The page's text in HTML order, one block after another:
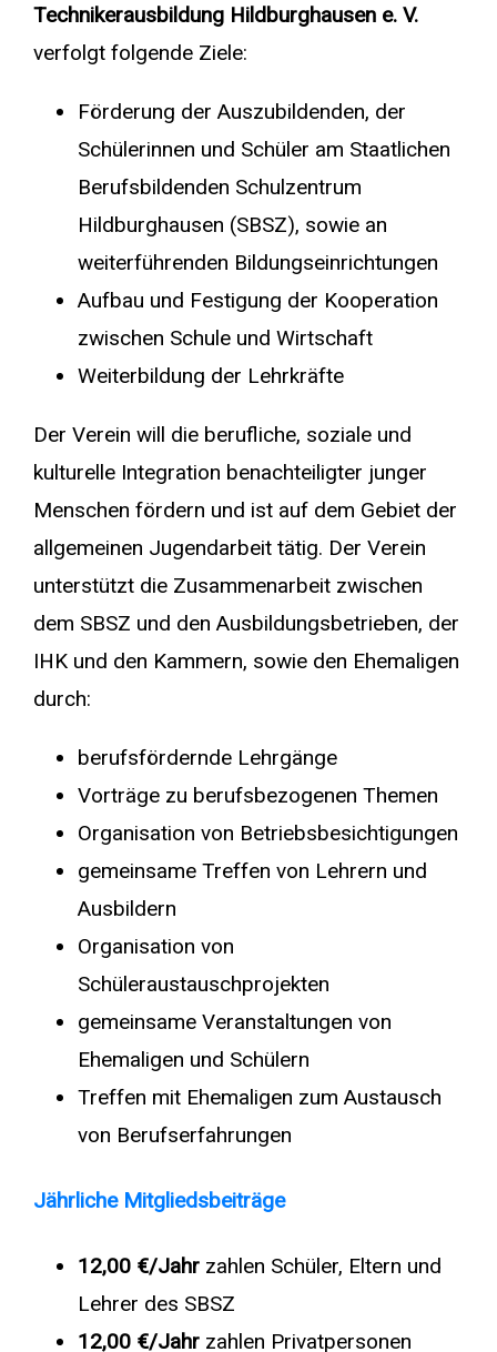
Technikerausbildung Hildburghausen e. V.
verfolgt folgende Ziele:
Förderung der Auszubildenden, der
Schülerinnen und Schüler am Staatlichen
Berufsbildenden Schulzentrum
Hildburghausen (SBSZ), sowie an
weiterführenden Bildungseinrichtungen
Aufbau und Festigung der Kooperation
zwischen Schule und Wirtschaft
Weiterbildung der Lehrkräfte
Der Verein will die berufliche, soziale und
kulturelle Integration benachteiligter junger
Menschen fördern und ist auf dem Gebiet der
allgemeinen Jugendarbeit tätig. Der Verein
unterstützt die Zusammenarbeit zwischen
dem SBSZ und den Ausbildungsbetrieben, der
IHK und den Kammern, sowie den Ehemaligen
durch:
berufsfördernde Lehrgänge
Vorträge zu berufsbezogenen Themen
Organisation von Betriebsbesichtigungen
gemeinsame Treffen von Lehrern und
Ausbildern
Organisation von
Schüleraustauschprojekten
gemeinsame Veranstaltungen von
Ehemaligen und Schülern
Treffen mit Ehemaligen zum Austausch
von Berufserfahrungen
Jährliche Mitgliedsbeiträge
12,00 €/Jahr zahlen Schüler, Eltern und
Lehrer des SBSZ
12,00 €/Jahr zahlen Privatpersonen